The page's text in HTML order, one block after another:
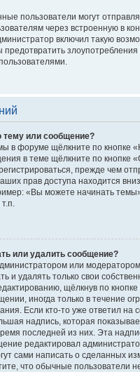
пользователи могут
через встроенную в
включил такую
предотвратить злоупотребления
тему или сообщение?
в форуме щёлкните по кнопке
в теме щёлкните по кнопке
прежде чем
прав доступа находится
«Вы можете начинать
или удалить сообщение?
или
и удалять только свои
щёлкнув по кнопке
иногда только в течение
Если кто-то уже ответил на
надпись, которая
последней из них. Эта
редактировал
сами написать о сделанных
что обычные пользователи